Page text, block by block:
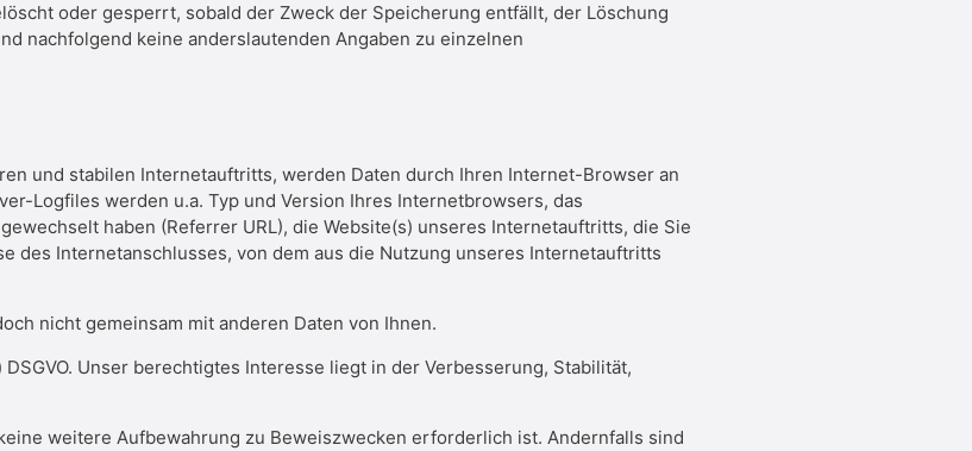
oder gesperrt, sobald der Zweck der Speicherung entfällt, der Löschung
nachfolgend keine anderslautenden Angaben zu einzelnen
und stabilen Internetauftritts, werden Daten durch Ihren Internet-Browser an
Logfiles werden u.a. Typ und Version Ihres Internetbrowsers, das
haben (Referrer URL), die Website(s) unseres Internetauftritts, die Sie
des Internetanschlusses, von dem aus die Nutzung unseres Internetauftritts
nicht gemeinsam mit anderen Daten von Ihnen.
Unser berechtigtes Interesse liegt in der Verbesserung, Stabilität,
weitere Aufbewahrung zu Beweiszwecken erforderlich ist. Andernfalls sind